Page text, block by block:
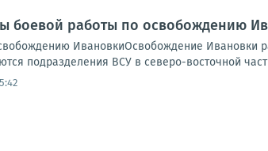
боевой работы по освобождению
ИвановкиОсвобождение Ивановки
подразделения ВСУ в северо-восточной